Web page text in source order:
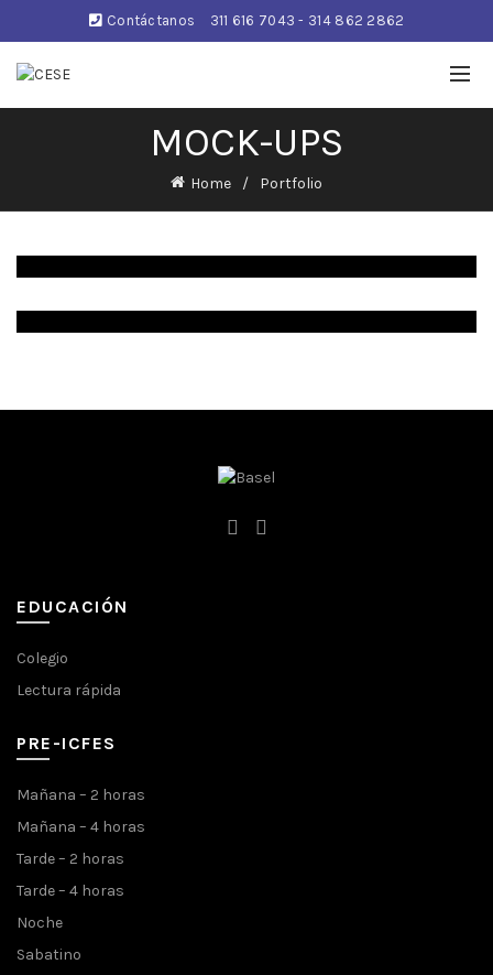
Contáctanos 311 616 7043 - 314 862 2862
MOCK-UPS
Home Portfolio
EDUCACIÓN
Colegio
Lectura rápida
PRE-ICFES
Mañana – 2 horas
Mañana – 4 horas
Tarde – 2 horas
Tarde – 4 horas
Noche
Sabatino